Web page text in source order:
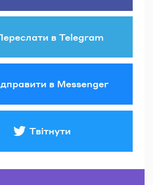
в Telegram
в Messenger
Твітнути